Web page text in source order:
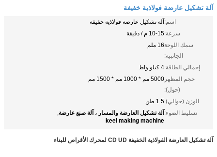
آلة تشكيل عارضة فولاذية خفيفة
اسم:آلة تشكيل عارضة فولاذية خفيفة
سرعة:10-15 م / دقيقة
سمك اللوحة
الجانبية:
16 ملم
إجمالي الطاقة:4 كيلو واط
حجم المظهر
(حول):
5000 مم * 1000 مم * 1500 مم
الوزن (حوالي):1.5 طن
تسليط الضوء:آلة تشكيل العارضة والمسار ، آلة صنع عارضة,
keel making machine
آلة تشكيل العارضة الفولاذية الخفيفة CD UD لمحرك الأقراص للبناء